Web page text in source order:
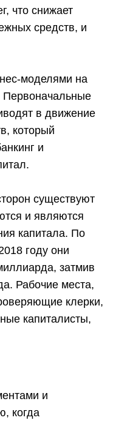
что снижает
средств, и
моделями на
Первоначальные
в движение
который
и
существуют
и являются
капитала. По
году они
затмив
Рабочие места,
клерки,
капиталисты,
и
когда